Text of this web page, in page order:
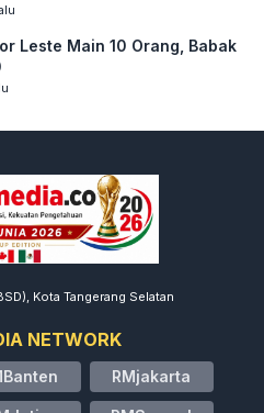
Leste Main 10 Orang, Babak
Kota Tangerang Selatan
NETWORK
RMjakarta